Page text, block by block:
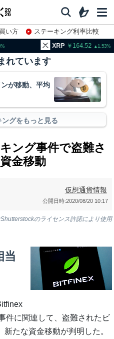
い方
ステーキング利率比較
BNB
れています
が移動、平均
グをもっと見る
ング事件で盗難さ
金移動
仮想通貨情報
公開日時:2020/08/20 10:17
のライセンス許諾により使用
当
件に関連して、盗難されたビ
たな資金移動が判明した。